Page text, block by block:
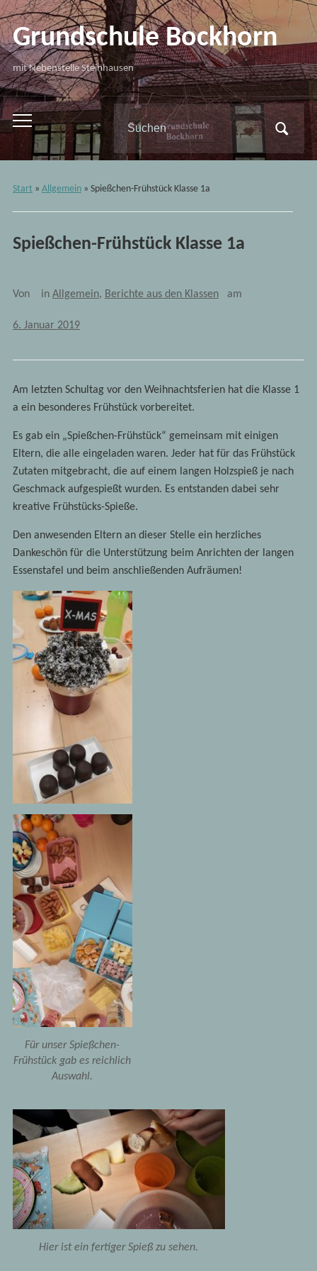
Grundschule Bockhorn
mit Nebenstelle Steinhausen
Toggle
mobile
menu
Search
for:
Start» Allgemein» Spießchen-Frühstück Klasse 1a
Spießchen-Frühstück Klasse 1a
Von in Allgemein, Berichte aus den Klassen am
6. Januar 2019
Am letzten Schultag vor den Weihnachtsferien hat die Klasse 1
a ein besonderes Frühstück vorbereitet.
Es gab ein „Spießchen-Frühstück“ gemeinsam mit einigen
Eltern, die alle eingeladen waren. Jeder hat für das Frühstück
Zutaten mitgebracht, die auf einem langen Holzspieß je nach
Geschmack aufgespießt wurden. Es entstanden dabei sehr
kreative Frühstücks-Spieße.
Den anwesenden Eltern an dieser Stelle ein herzliches
Dankeschön für die Unterstützung beim Anrichten der langen
Essenstafel und beim anschließenden Aufräumen!
Für unser Spießchen-
Frühstück gab es reichlich
Auswahl.
Hier ist ein fertiger Spieß zu sehen.